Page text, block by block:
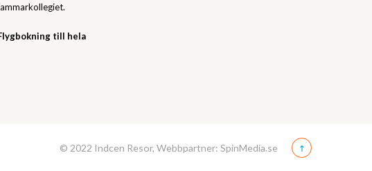
till hela
© 2022 Indcen Resor, Webbpartner: SpinMedia.se